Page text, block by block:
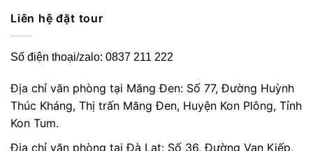
Liên hệ đặt tour
Số điện thoại/zalo: 0837 211 222
Địa chỉ văn phòng tại Măng Đen: Số 77, Đường Huỳnh
Thúc Kháng, Thị trấn Măng Đen, Huyện Kon Plông, Tỉnh
Kon Tum.
Địa chỉ văn phòng tại Đà Lạt: Số 36, Đường Vạn Kiếp,